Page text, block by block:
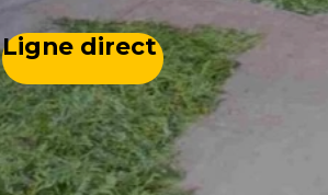
Ligne direct